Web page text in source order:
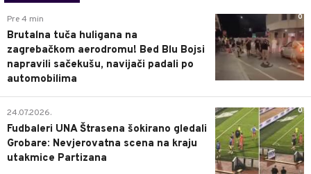
0
Pre 4 min
Brutalna tuča huligana na
zagrebačkom aerodromu! Bed Blu Bojsi
napravili sačekušu, navijači padali po
automobilima
0
24.07.2026.
Fudbaleri UNA Štrasena šokirano gledali
Grobare: Nevjerovatna scena na kraju
utakmice Partizana